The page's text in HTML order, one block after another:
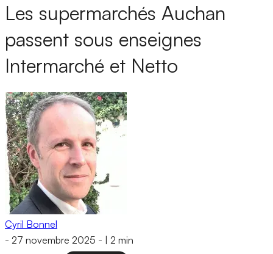
Les supermarchés Auchan
passent sous enseignes
Intermarché et Netto
Cyril Bonnel
- 27 novembre 2025 - 2 min